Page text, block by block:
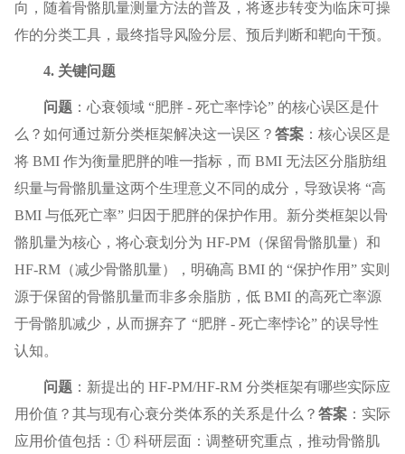
向，随着骨骼肌量测量方法的普及，将逐步转变为临床可操
作的分类工具，最终指导风险分层、预后判断和靶向干预。
4. 关键问题
问题：心衰领域 “肥胖 - 死亡率悖论” 的核心误区是什
么？如何通过新分类框架解决这一误区？ 答案：核心误区是
将 BMI 作为衡量肥胖的唯一指标，而 BMI 无法区分脂肪组
织量与骨骼肌量这两个生理意义不同的成分，导致误将 “高
BMI 与低死亡率” 归因于肥胖的保护作用。新分类框架以骨
骼肌量为核心，将心衰划分为 HF-PM（保留骨骼肌量）和
HF-RM（减少骨骼肌量），明确高 BMI 的 “保护作用” 实则
源于保留的骨骼肌量而非多余脂肪，低 BMI 的高死亡率源
于骨骼肌减少，从而摒弃了 “肥胖 - 死亡率悖论” 的误导性
认知。
问题：新提出的 HF-PM/HF-RM 分类框架有哪些实际应
用价值？其与现有心衰分类体系的关系是什么？ 答案：实际
应用价值包括：① 科研层面：调整研究重点，推动骨骼肌